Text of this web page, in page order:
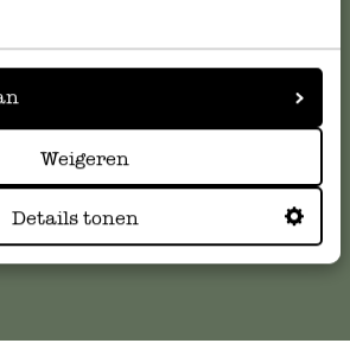
Weigeren
Details tonen
service clientèle. Ou retrouvez ici
les plus fréquemment posées.